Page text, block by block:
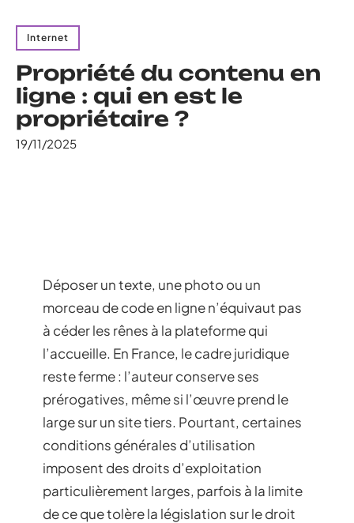
Internet
Propriété du contenu en
ligne : qui en est le
propriétaire ?
19/11/2025
Déposer un texte, une photo ou un
morceau de code en ligne n’équivaut pas
à céder les rênes à la plateforme qui
l’accueille. En France, le cadre juridique
reste ferme : l’auteur conserve ses
prérogatives, même si l’œuvre prend le
large sur un site tiers. Pourtant, certaines
conditions générales d’utilisation
imposent des droits d’exploitation
particulièrement larges, parfois à la limite
de ce que tolère la législation sur le droit